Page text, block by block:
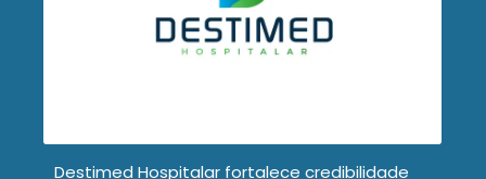
Destimed Hospitalar fortalece credibilidade